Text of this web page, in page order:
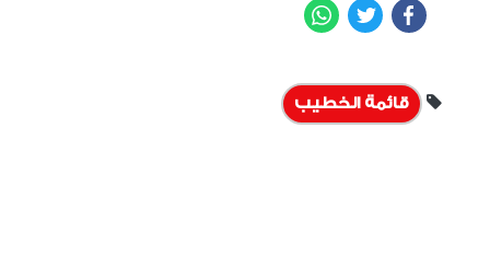
Facebook
Twitter
قائمة الخطيب